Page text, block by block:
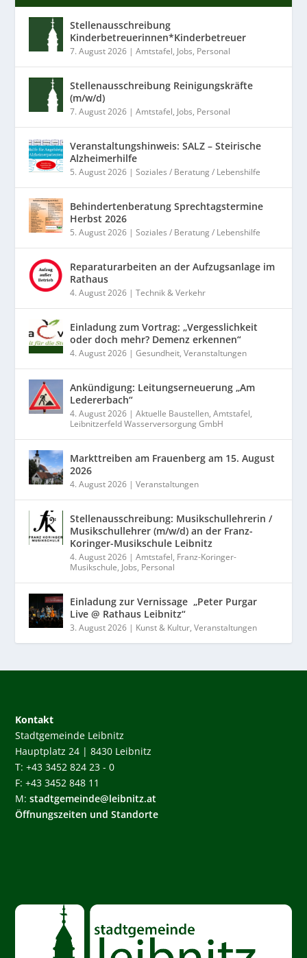
Stellenausschreibung
Kinderbetreuerinnen*Kinderbetreuer
7. August 2026 |Amtstafel, Jobs, Personal
Stellenausschreibung Reinigungskräfte
(m/w/d)
7. August 2026 |Amtstafel, Jobs, Personal
Veranstaltungshinweis: SALZ – Steirische
Alzheimerhilfe
5. August 2026 |Soziales / Beratung / Lebenshilfe
Behindertenberatung Sprechtagstermine
Herbst 2026
5. August 2026 |Soziales / Beratung / Lebenshilfe
Reparaturarbeiten an der Aufzugsanlage im
Rathaus
4. August 2026 |Technik & Verkehr
Einladung zum Vortrag: „Vergesslichkeit
oder doch mehr? Demenz erkennen“
4. August 2026 |Gesundheit,Veranstaltungen
Ankündigung: Leitungserneuerung „Am
Ledererbach“
4. August 2026 |Aktuelle Baustellen,Amtstafel,
Leibnitzerfeld Wasserversorgung GmbH
Markttreiben am Frauenberg am 15. August
2026
4. August 2026 |Veranstaltungen
Stellenausschreibung: Musikschullehrerin /
Musikschullehrer (m/w/d) an der Franz-
Koringer-Musikschule Leibnitz
4. August 2026 |Amtstafel, Franz-Koringer-
Musikschule, Jobs, Personal
Einladung zur Vernissage „Peter Purgar
Live @ Rathaus Leibnitz“
3. August 2026 | Kunst & Kultur,Veranstaltungen
Kontakt
Stadtgemeinde Leibnitz
Hauptplatz 24 | 8430 Leibnitz
T: +43 3452 824 23 - 0
F: +43 3452 848 11
M:stadtgemeinde@leibnitz.at
Öffnungszeiten und Standorte